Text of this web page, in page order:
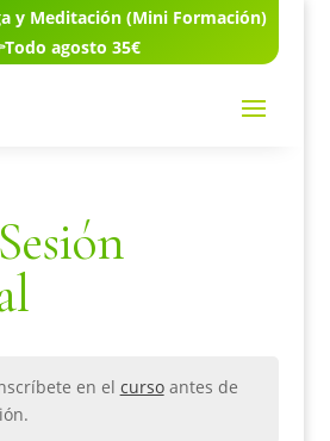
y Meditación (Mini Formación)
agosto 35€
en el cursoantes de